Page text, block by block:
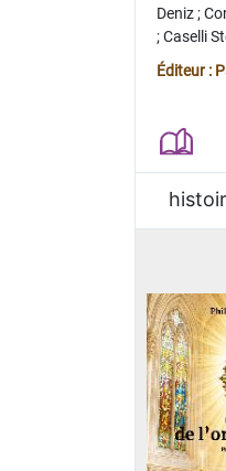
Deniz;
;Caselli
Juan
Éditeur :